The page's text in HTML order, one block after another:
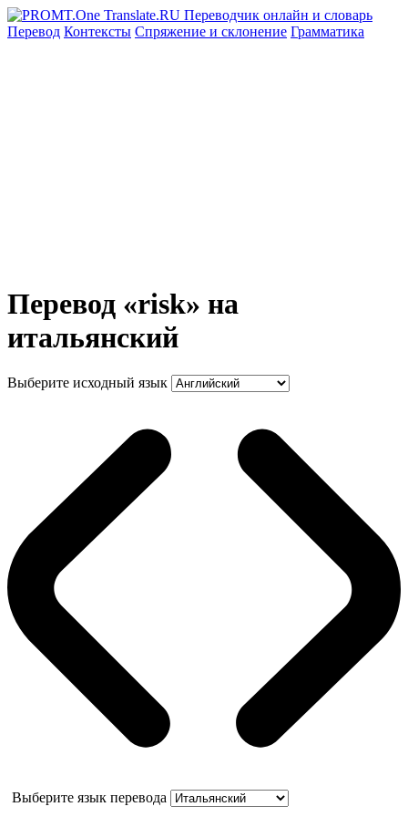
Перевод Контексты Спряжение и склонение Грамматика
Перевод «risk» на
итальянский
Выберите исходный язык
Выберите язык перевода